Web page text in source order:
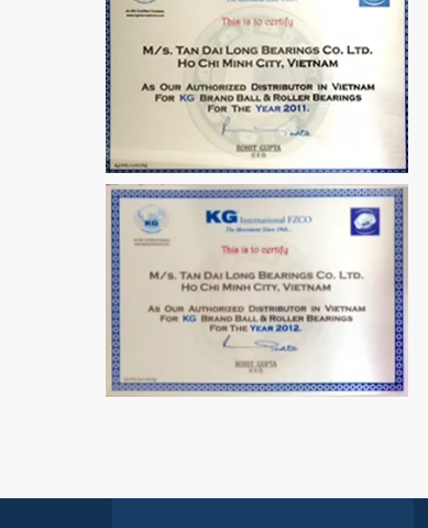
VÒNG BI / BẠC ĐẠN
MẮT TRÂU GE12
VÒNG BI / BẠC ĐẠN
CHÀ TRÒN 51106